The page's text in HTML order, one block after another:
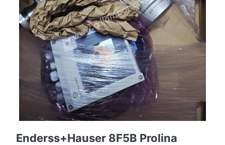
Enderss+Hauser 8F5B Prolina